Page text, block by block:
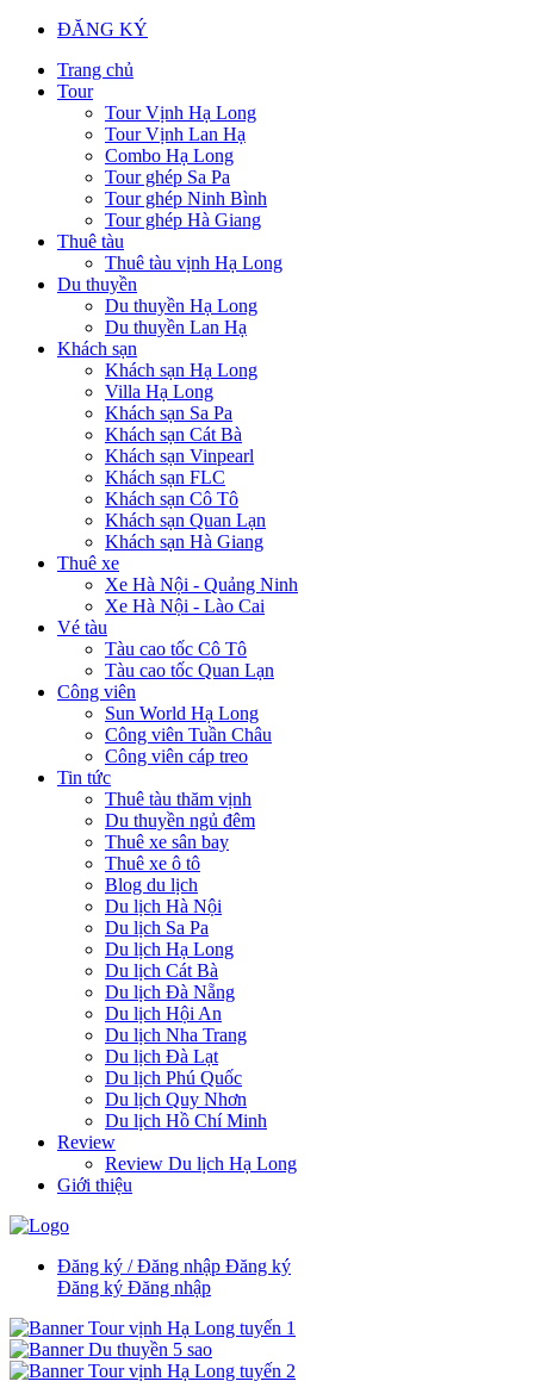
ĐĂNG KÝ
Trang chủ
Tour
Tour Vịnh Hạ Long
Tour Vịnh Lan Hạ
Combo Hạ Long
Tour ghép Sa Pa
Tour ghép Ninh Bình
Tour ghép Hà Giang
Thuê tàu
Thuê tàu vịnh Hạ Long
Du thuyền
Du thuyền Hạ Long
Du thuyền Lan Hạ
Khách sạn
Khách sạn Hạ Long
Villa Hạ Long
Khách sạn Sa Pa
Khách sạn Cát Bà
Khách sạn Vinpearl
Khách sạn FLC
Khách sạn Cô Tô
Khách sạn Quan Lạn
Khách sạn Hà Giang
Thuê xe
Xe Hà Nội - Quảng Ninh
Xe Hà Nội - Lào Cai
Vé tàu
Tàu cao tốc Cô Tô
Tàu cao tốc Quan Lạn
Công viên
Sun World Hạ Long
Công viên Tuần Châu
Công viên cáp treo
Tin tức
Thuê tàu thăm vịnh
Du thuyền ngủ đêm
Thuê xe sân bay
Thuê xe ô tô
Blog du lịch
Du lịch Hà Nội
Du lịch Sa Pa
Du lịch Hạ Long
Du lịch Cát Bà
Du lịch Đà Nẵng
Du lịch Hội An
Du lịch Nha Trang
Du lịch Đà Lạt
Du lịch Phú Quốc
Du lịch Quy Nhơn
Du lịch Hồ Chí Minh
Review
Review Du lịch Hạ Long
Giới thiệu
Đăng ký / Đăng nhập Đăng ký
Đăng ký Đăng nhập